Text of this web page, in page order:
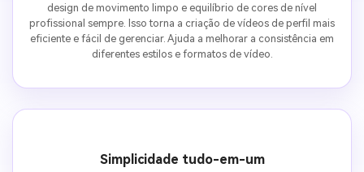
design de movimento limpo e equilíbrio de cores de nível
profissional sempre. Isso torna a criação de vídeos de perfil mais
eficiente e fácil de gerenciar. Ajuda a melhorar a consistência em
diferentes estilos e formatos de vídeo.
Simplicidade tudo-em-um